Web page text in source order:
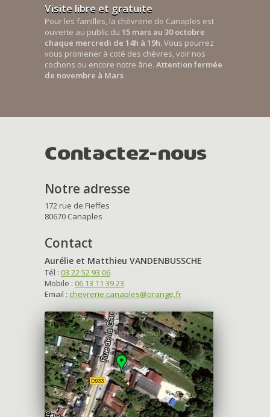
Visite libre et gratuite
Pour les familles, la chèvrerie de Canaples est
ouverte au public du 15 mars au 30 octobre
chaque mercredi de 14h à 19h. Vous pourrez
vous promener à coté des chèvres, voir nos
cochons ou encore notre âne. Attention fermée
de novembre à Mars
Contactez-nous
Notre adresse
172 rue de Fieffes
80670 Canaples
Contact
Aurélie et Matthieu VANDENBUSSCHE
Tél : 03 22 52 93 06
Mobile : 06 13 11 39 23
Email : chevrerie.canaples@orange.fr